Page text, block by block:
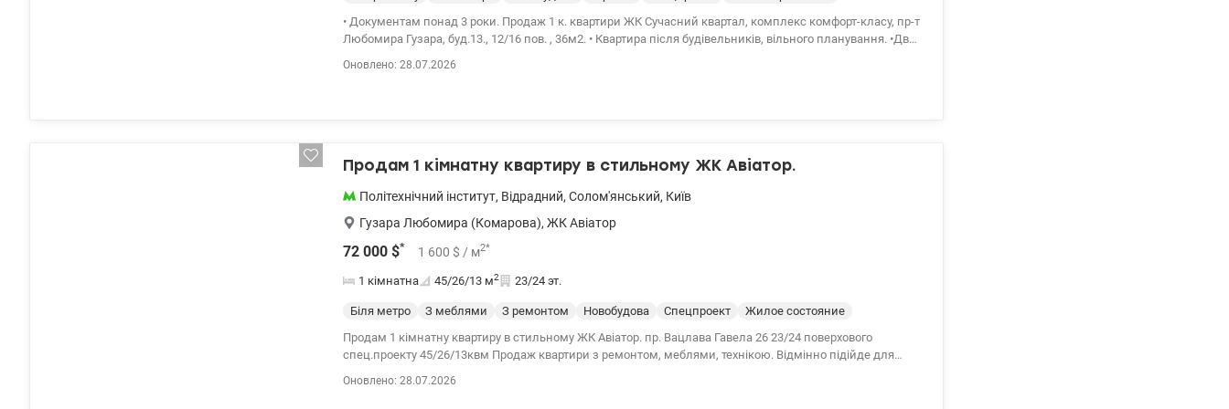
• Документам понад 3 роки. Продаж 1 к. квартири ЖК Сучасний квартал, комплекс комфорт-класу, пр-т
Любомира Гузара, буд.13., 12/16 пов. , 36м2. • Квартира після будівельників, вільного планування. •Два
Оновлено: 28.07.2026
Продам 1 кімнатну квартиру в стильному ЖК Авіатор.
Політехнічний інститут, Відрадний, Солом'янський, Київ
Гузара Любомира (Комарова), ЖК Авіатор
72 000 $* 1 600 $ / м2*
1 кімнатна 45/26/13 м2 23/24 эт.
Біля метро З меблями З ремонтом Новобудова Спецпроект
Жилое состояние
Продам 1 кімнатну квартиру в стильному ЖК Авіатор. пр. Вацлава Гавела 26 23/24 поверхового
спец.проекту 45/26/13квм Продаж квартири з ремонтом, меблями, технікою. Відмінно підійде для
Оновлено: 28.07.2026